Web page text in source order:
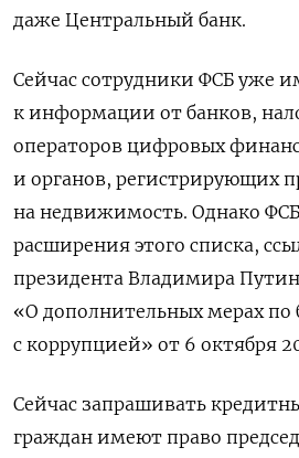
даже Центральный банк.
Сейчас сотрудники ФСБ уже
к информации от банков,
операторов цифровых
и органов, регистрирующих
на недвижимость. Однако ФСБ
расширения этого списка,
президента Владимира
«О дополнительных мерах по
с коррупцией» от 6 октября
Сейчас запрашивать
граждан имеют право